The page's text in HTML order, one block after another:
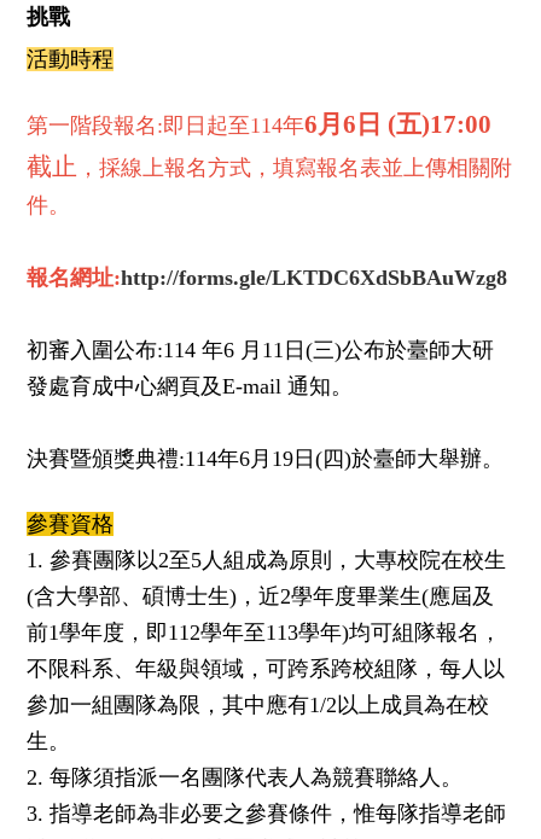
挑戰
活動時程
第一階段報名:即日起至114年6月6日 (五)17:00
截止 ， 採線上報名方式，填寫報名表並上傳相關附
件。
報名網址:http://forms.gle/LKTDC6XdSbBAuWzg8
初審入圍公布:114 年6 月11日(三)公布於臺師大研
發處育成中心網頁及E-mail 通知。
決賽暨頒獎典禮:114年6月19日(四)於臺師大舉辦。
參賽資格
1. 參賽團隊以2至5人組成為原則，大專校院在校生
(含大學部、碩博士生)，近2學年度畢業生(應屆及
前1學年度，即112學年至113學年)均可組隊報名，
不限科系、年級與領域，可跨系跨校組隊，每人以
參加一組團隊為限，其中應有1/2以上成員為在校
生。
2. 每隊須指派一名團隊代表人為競賽聯絡人。
3. 指導老師為非必要之參賽條件，惟每隊指導老師